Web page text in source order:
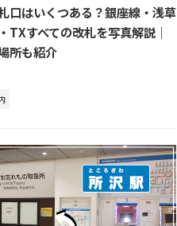
口はいくつある？銀座線・浅草
TXすべての改札を写真解説｜
所も紹介